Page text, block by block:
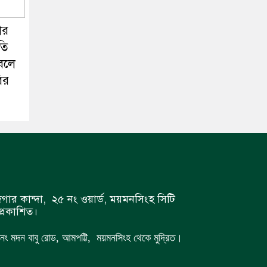
কান্দা, ২৫ নং ওয়ার্ড, ময়মনসিংহ সিটি
নং মদন বাবু রোড, আমপট্টি, ময়মনসিংহ থেকে মুদ্রিত।